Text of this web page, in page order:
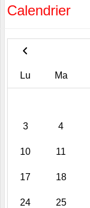
Calendrier
Lu Ma
3 4
10 11
17 18
24 25